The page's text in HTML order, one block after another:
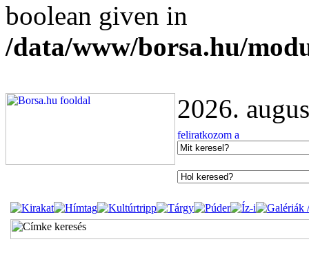
boolean given in
/data/www/borsa.hu/
2026.